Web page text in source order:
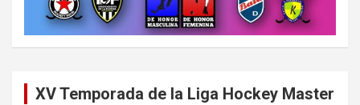
XV Temporada de la Liga Hockey Master